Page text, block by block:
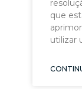
que
utilizar